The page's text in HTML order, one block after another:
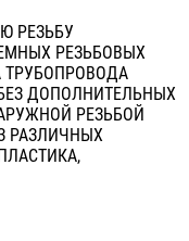
РЕЗЬБУ
РЕЗЬБОВЫХ
ТРУБОПРОВОДА
ДОПОЛНИТЕЛЬНЫХ
РЕЗЬБОЙ
РАЗЛИЧНЫХ